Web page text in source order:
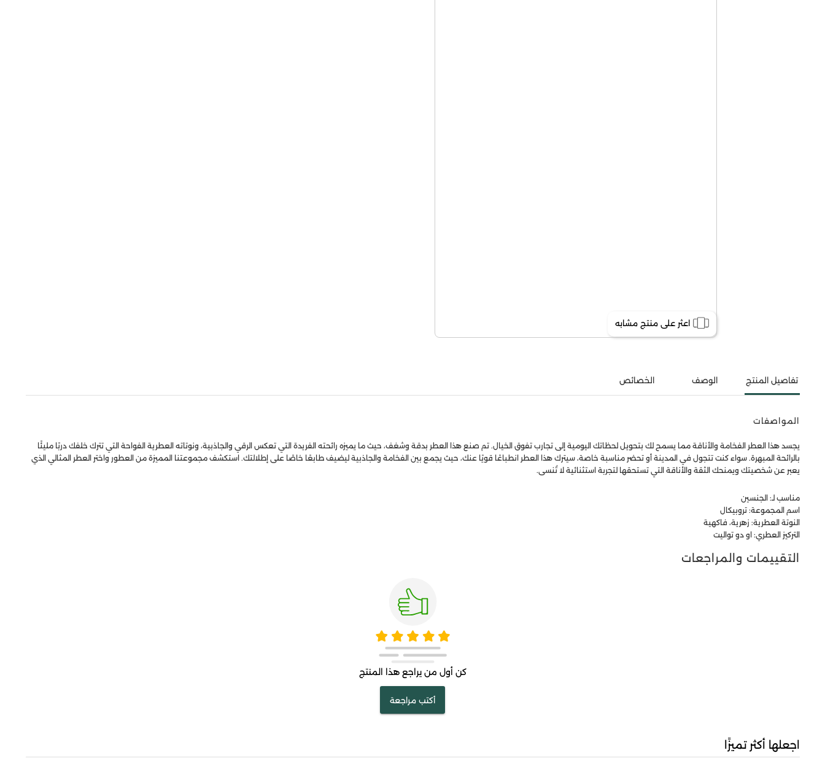
اعثر على منتج مشابه
تفاصيل المنتج الوصف الخصائص
المواصفات
يجسد هذا العطر الفخامة والأناقة مما يسمح لك بتحويل لحظاتك اليومية إلى تجارب تفوق الخيال. تم صنع هذا العطر بدقة وشغف، حيث ما يميزه رائحته الفريدة التي تعكس الرقي والجاذبية، ونوتاته العطرية الفواحة التي تترك خلفك دربًا مليئًا
بالرائحة المبهرة. سواء كنت تتجول في المدينة أو تحضر مناسبة خاصة، سيترك هذا العطر انطباعًا قويًا عنك، حيث يجمع بين الفخامة والجاذبية ليضيف طابعًا خاصًا على إطلالتك. استكشف مجموعتنا المميزة من العطور واختر العطر المثالي الذي
يعبر عن شخصيتك ويمنحك الثقة والأناقة التي تستحقها لتجربة استثنائية لا تُنسى.
مناسب لـ: الجنسين
اسم المجموعة: تروبيكال
النوتة العطرية: زهرية، فاكهية
التركيز العطري: او دو تواليت
التقييمات والمراجعات
كن أول من يراجع هذا المنتج
أكتب مراجعة
اجعلها أكثر تميزًا